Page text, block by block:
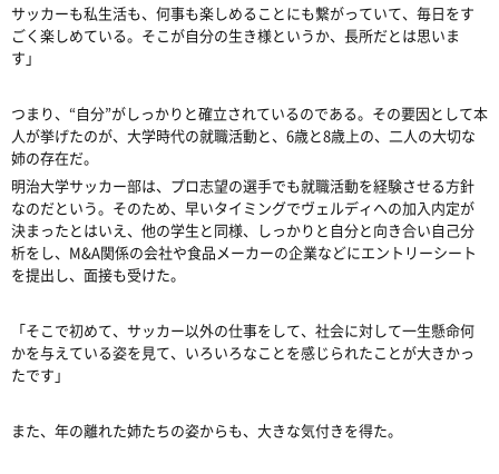
サッカーも私生活も、何事も楽しめることにも繋がっていて、毎日をす
ごく楽しめている。そこが自分の生き様というか、長所だとは思いま
す」
つまり、“自分”がしっかりと確立されているのである。その要因として本
人が挙げたのが、大学時代の就職活動と、6歳と8歳上の、二人の大切な
姉の存在だ。
明治大学サッカー部は、プロ志望の選手でも就職活動を経験させる方針
なのだという。そのため、早いタイミングでヴェルディへの加入内定が
決まったとはいえ、他の学生と同様、しっかりと自分と向き合い自己分
析をし、M&A関係の会社や食品メーカーの企業などにエントリーシート
を提出し、面接も受けた。
「そこで初めて、サッカー以外の仕事をして、社会に対して一生懸命何
かを与えている姿を見て、いろいろなことを感じられたことが大きかっ
たです」
また、年の離れた姉たちの姿からも、大きな気付きを得た。